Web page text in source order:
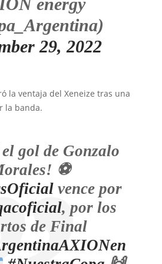
29, 2022
la ventaja del Xeneize tras una
la banda.
gol de Gonzalo
⚽
vence por
, por los
de Final